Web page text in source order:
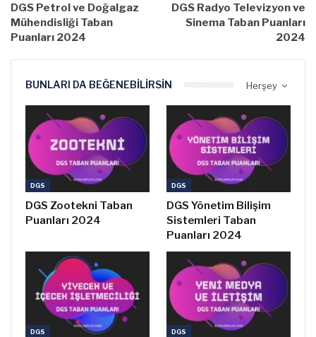
DGS Petrol ve Doğalgaz
Mühendisliği Taban
Puanları 2024
DGS Radyo Televizyon ve
Sinema Taban Puanları
2024
Herşey
BUNLARI DA BEĞENEBILIRSIN
DGS
DGS Zootekni Taban
Puanları 2024
DGS
DGS Yönetim Bilişim
Sistemleri Taban
Puanları 2024
DGS DGS